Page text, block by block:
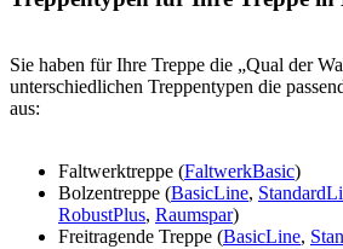
Sie haben für Ihre Treppe die „Qual der
unterschiedlichen Treppentypen die
aus:
Faltwerktreppe (FaltwerkBasic)
Bolzentreppe (BasicLine,
RobustPlus, Raumspar)
Freitragende Treppe (BasicLine,